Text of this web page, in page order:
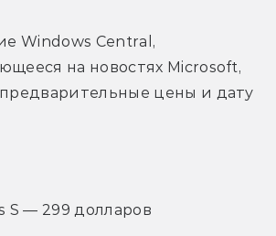
Windows Central,
предварительные цены и дату
S — 299 долларов